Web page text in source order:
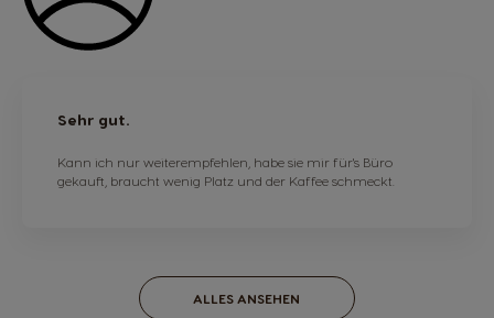
Sehr gut.
Kann ich nur weiterempfehlen, habe sie mir für's Büro
gekauft, braucht wenig Platz und der Kaffee schmeckt.
ALLES ANSEHEN